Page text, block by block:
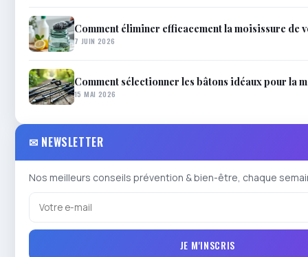
Comment éliminer efficacement la moisissure de
7 JUIN 2026
Comment sélectionner les bâtons idéaux pour la
15 MAI 2026
✉ NEWSLETTER
Nos meilleurs conseils prévention & bien-être, chaque
JE M'INSCRIS